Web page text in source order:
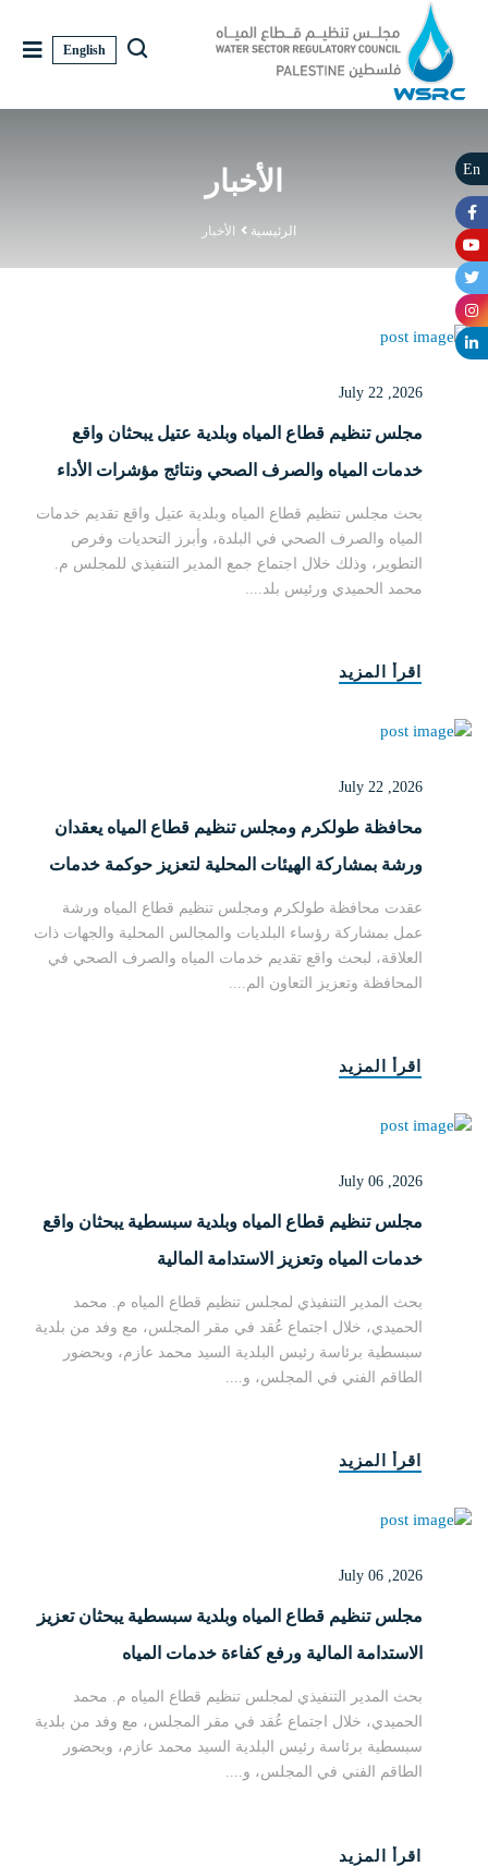
English
الأخبار
الرئيسية الأخبار
July 22 ,2026
مجلس تنظيم قطاع المياه وبلدية عتيل يبحثان واقع
خدمات المياه والصرف الصحي ونتائج مؤشرات الأداء
لعام 2025
بحث مجلس تنظيم قطاع المياه وبلدية عتيل واقع تقديم خدمات
المياه والصرف الصحي في البلدة، وأبرز التحديات وفرص
التطوير، وذلك خلال اجتماع جمع المدير التنفيذي للمجلس م.
محمد الحميدي ورئيس بلد....
اقرأ المزيد
July 22 ,2026
محافظة طولكرم ومجلس تنظيم قطاع المياه يعقدان
ورشة بمشاركة الهيئات المحلية لتعزيز حوكمة خدمات
المياه والصرف الصحي
عقدت محافظة طولكرم ومجلس تنظيم قطاع المياه ورشة
عمل بمشاركة رؤساء البلديات والمجالس المحلية والجهات ذات
العلاقة، لبحث واقع تقديم خدمات المياه والصرف الصحي في
المحافظة وتعزيز التعاون الم....
اقرأ المزيد
July 06 ,2026
مجلس تنظيم قطاع المياه وبلدية سبسطية يبحثان واقع
خدمات المياه وتعزيز الاستدامة المالية
بحث المدير التنفيذي لمجلس تنظيم قطاع المياه م. محمد
الحميدي، خلال اجتماع عُقد في مقر المجلس، مع وفد من بلدية
سبسطية برئاسة رئيس البلدية السيد محمد عازم، وبحضور
الطاقم الفني في المجلس، و....
اقرأ المزيد
July 06 ,2026
مجلس تنظيم قطاع المياه وبلدية سبسطية يبحثان تعزيز
الاستدامة المالية ورفع كفاءة خدمات المياه
بحث المدير التنفيذي لمجلس تنظيم قطاع المياه م. محمد
الحميدي، خلال اجتماع عُقد في مقر المجلس، مع وفد من بلدية
سبسطية برئاسة رئيس البلدية السيد محمد عازم، وبحضور
الطاقم الفني في المجلس، و....
اقرأ المزيد
En